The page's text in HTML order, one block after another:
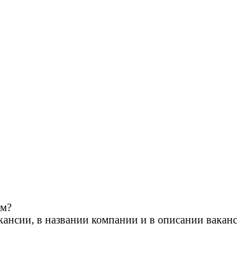
в названии компании и в описании